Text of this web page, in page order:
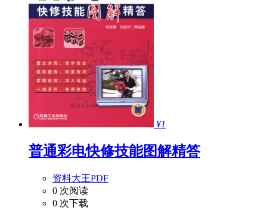
¥1
普通彩电快修技能图解精答
资料大王PDF
0 次阅读
0 次下载